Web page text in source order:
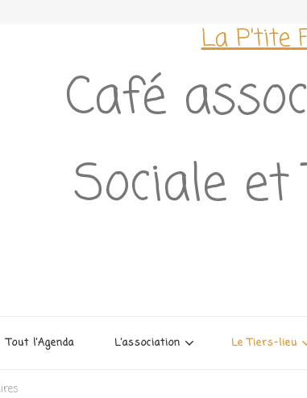
La P'tite
Café
Sociale
Tout l’Agenda L’association Le Tiers-lieu